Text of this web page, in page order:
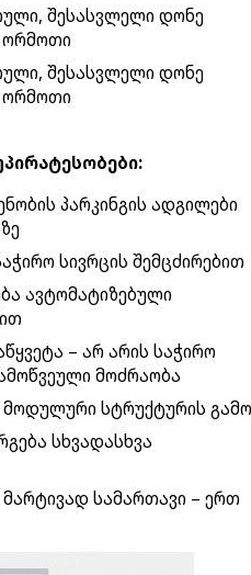
შესასვლელი დონე
ორმოთი
შესასვლელი დონე
ორმოთი
პარკინგის ადგილები
სივრცის შემცძირებით
ავტომატიზებული
– არ არის საჭირო
მოძრაობა
სტრუქტურის გამო
სხვადასხვა
სამართავი – ერთ